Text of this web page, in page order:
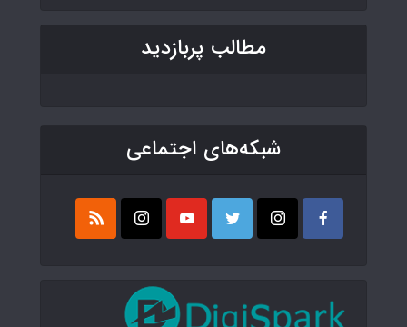
مطالب پربازدید
شبکه‌های اجتماعی